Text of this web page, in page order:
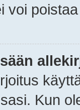
voi
Kun